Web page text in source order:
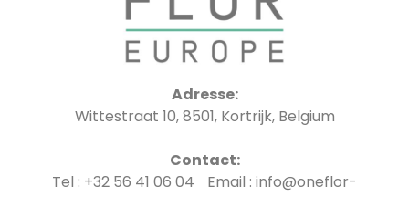
Adresse:
Wittestraat 10, 8501, Kortrijk, Belgium
Contact:
Tel : +32 56 41 06 04 Email : info@oneflor-